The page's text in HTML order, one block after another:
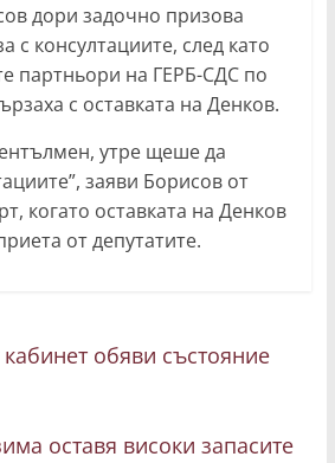
дори задочно призова
с консултациите, след като
партньори на ГЕРБ-СДС по
с оставката на Денков.
утре щеше да
заяви Борисов от
когато оставката на Денков
от депутатите.
обяви състояние
оставя високи запасите